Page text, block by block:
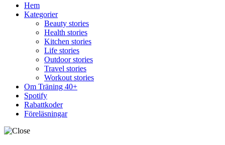
Hem
Kategorier
Beauty stories
Health stories
Kitchen stories
Life stories
Outdoor stories
Travel stories
Workout stories
Om Träning 40+
Spotify
Rabattkoder
Föreläsningar